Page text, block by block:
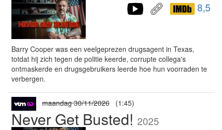
8,5
Barry Cooper was een veelgeprezen drugsagent in Texas,
totdat hij zich tegen de politie keerde, corrupte collega's
ontmaskerde en drugsgebruikers leerde hoe hun voorraden te
verbergen.
maandag 30/11/2026 (1:45)
Never Get Busted! 2025